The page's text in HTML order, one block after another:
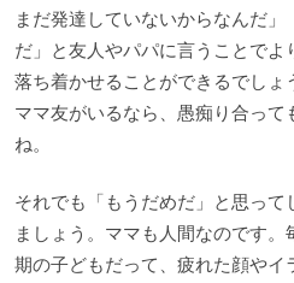
まだ発達していないからなんだ
だ」と友人やパパに言うことで
落ち着かせることができるでし
ママ友がいるなら、愚痴り合っ
ね。
それでも「もうだめだ」と思って
ましょう。ママも人間なのです
期の子どもだって、疲れた顔や